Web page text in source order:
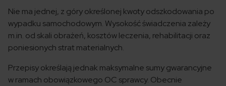
Nie ma jednej, z góry określonej kwoty odszkodowania po
wypadku samochodowym. Wysokość świadczenia zależy
m.in. od skali obrażeń, kosztów leczenia, rehabilitacji oraz
poniesionych strat materialnych.
Przepisy określają jednak maksymalne sumy gwarancyjne
w ramach obowiązkowego OC sprawcy. Obecnie